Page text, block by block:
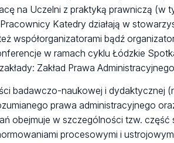
na Uczelni z praktyką prawniczą
Katedry działają w
współorganizatorami bądź
w ramach cyklu Łódzkie
Zakład Prawa
badawczo-naukowej i dydaktycznej
prawa administracyjnego
obejmuje w szczególności tzw.
procesowymi i